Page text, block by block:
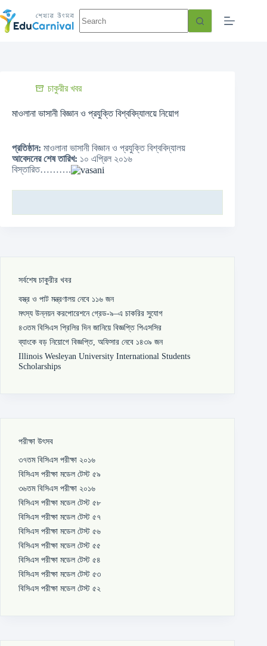
চাকুরীর খবর
মাওলানা ভাসানী বিজ্ঞান ও প্রযুক্তি বিশ্ববিদ্যালয়ে নিয়োগ
প্রতিষ্ঠান: মাওলানা ভাসানী বিজ্ঞান ও প্রযুক্তি বিশ্ববিদ্যালয়
আবেদনের শেষ তারিখ: ১০ এপ্রিল ২০১৬
বিস্তারিত……….
সর্বশেষ চাকুরীর খবর
বস্ত্র ও পাট মন্ত্রণালয় নেবে ১১৬ জন
মৎস্য উন্নয়ন করপোরেশনে গ্রেড-৯–এ চাকরির সুযোগ
৪৩তম বিসিএস প্রিলির দিন জানিয়ে বিজ্ঞপ্তি পিএসসির
ব্যাংকে বড় নিয়োগে বিজ্ঞপ্তি, অফিসার নেবে ১৪৩৯ জন
Illinois Wesleyan University International Students
Scholarships
পরীক্ষা উৎসব
৩৭তম বিসিএস পরীক্ষা ২০১৬
বিসিএস পরীক্ষা মডেল টেস্ট ৫৯
৩৬তম বিসিএস পরীক্ষা ২০১৬
বিসিএস পরীক্ষা মডেল টেস্ট ৫৮
বিসিএস পরীক্ষা মডেল টেস্ট ৫৭
বিসিএস পরীক্ষা মডেল টেস্ট ৫৬
বিসিএস পরীক্ষা মডেল টেস্ট ৫৫
বিসিএস পরীক্ষা মডেল টেস্ট ৫৪
বিসিএস পরীক্ষা মডেল টেস্ট ৫৩
বিসিএস পরীক্ষা মডেল টেস্ট ৫২